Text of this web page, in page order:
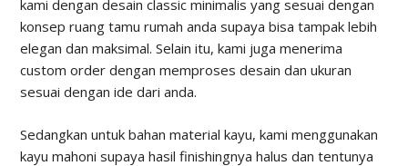
kami dengan desain classic minimalis yang sesuai dengan
konsep ruang tamu rumah anda supaya bisa tampak lebih
elegan dan maksimal. Selain itu, kami juga menerima
custom order dengan memproses desain dan ukuran
sesuai dengan ide dari anda.
Sedangkan untuk bahan material kayu, kami menggunakan
kayu mahoni supaya hasil finishingnya halus dan tentunya